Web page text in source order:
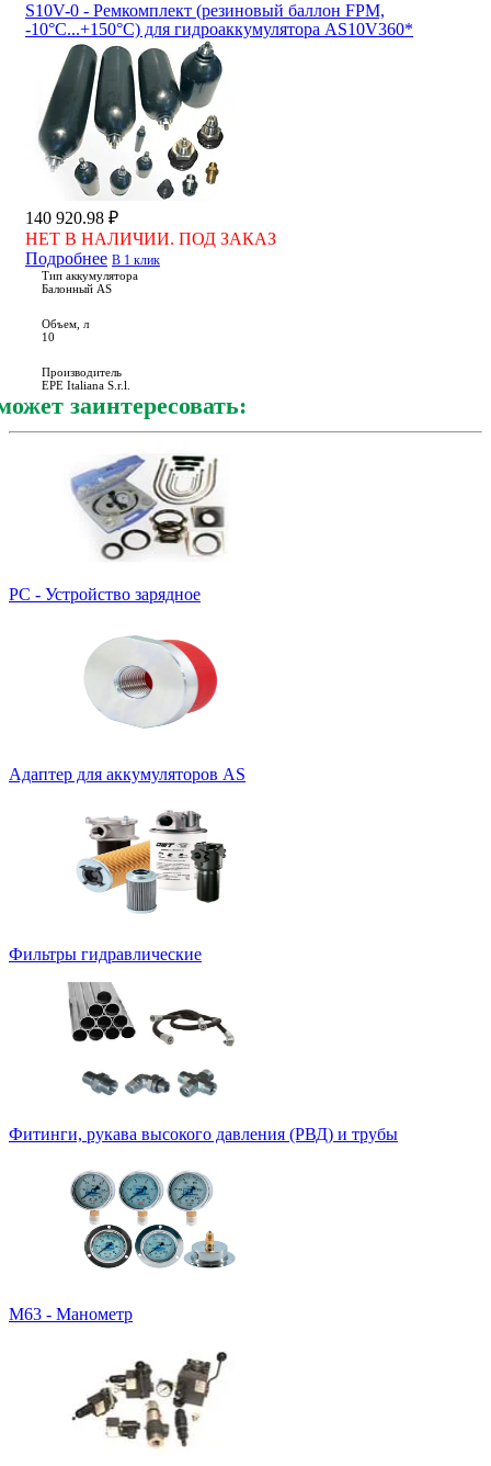
S10V-0 - Ремкомплект (резиновый баллон FPM,
-10°С...+150°С) для гидроаккумулятора AS10V360*
140 920.98 ₽
НЕТ В НАЛИЧИИ. ПОД ЗАКАЗ
Подробнее В 1 клик
Тип аккумулятора
Балонный AS
Объем, л
10
Производитель
EPE Italiana S.r.l.
заинтересовать:
PC - Устройство зарядное
Адаптер для аккумуляторов AS
Фильтры гидравлические
Фитинги, рукава высокого давления (РВД) и трубы
M63 - Манометр